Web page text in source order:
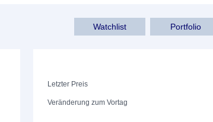
Portfolio
Watchlist
Letzter Preis
Veränderung zum Vortag